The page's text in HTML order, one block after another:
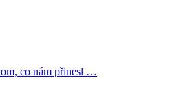
co nám přinesl …